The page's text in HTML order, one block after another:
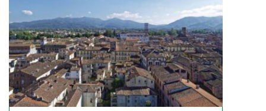
quartiere che richiama la
Serenissima, fino al suo
incantevole lungomare, Livorno è
un’esperienza da vivere con tutti i
sensi. Il […]